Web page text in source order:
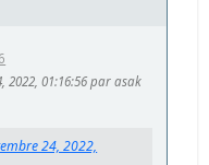
2022, 01:16:56 par asak
24, 2022,